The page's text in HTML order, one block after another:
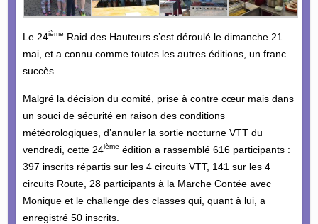
Le 24ième Raid des Hauteurs s’est déroulé le dimanche 21
mai, et a connu comme toutes les autres éditions, un franc
succès.
Malgré la décision du comité, prise à contre cœur mais dans
un souci de sécurité en raison des conditions
météorologiques, d’annuler la sortie nocturne VTT du
vendredi, cette 24ième édition a rassemblé 616 participants :
397 inscrits répartis sur les 4 circuits VTT, 141 sur les 4
circuits Route, 28 participants à la Marche Contée avec
Monique et le challenge des classes qui, quant à lui, a
enregistré 50 inscrits.